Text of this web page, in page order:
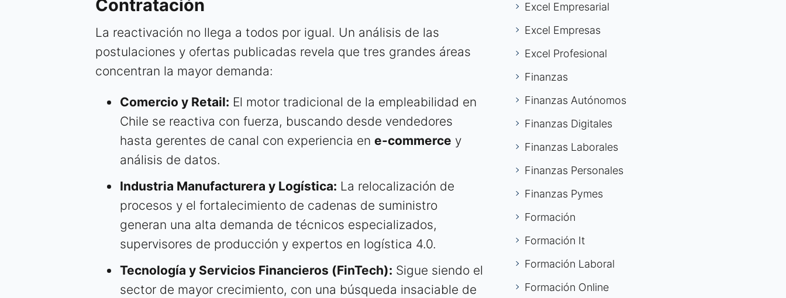
Contratación
La reactivación no llega a todos por igual. Un análisis de las
postulaciones y ofertas publicadas revela que tres grandes áreas
concentran la mayor demanda:
Comercio y Retail: El motor tradicional de la empleabilidad en
Chile se reactiva con fuerza, buscando desde vendedores
hasta gerentes de canal con experiencia en e-commerce y
análisis de datos.
Industria Manufacturera y Logística: La relocalización de
procesos y el fortalecimiento de cadenas de suministro
generan una alta demanda de técnicos especializados,
supervisores de producción y expertos en logística 4.0.
Tecnología y Servicios Financieros (FinTech): Sigue siendo el
sector de mayor crecimiento, con una búsqueda insaciable de
Excel Empresarial
Excel Empresas
Excel Profesional
Finanzas
Finanzas Autónomos
Finanzas Digitales
Finanzas Laborales
Finanzas Personales
Finanzas Pymes
Formación
Formación It
Formación Laboral
Formación Online